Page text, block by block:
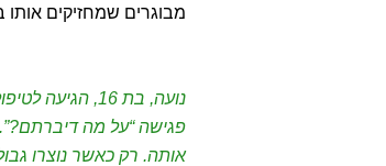
מבוגרים שמחזיקים אותו
נועה, בת 16,
פגישה “על מה
אותה. רק כאשר נוצרו